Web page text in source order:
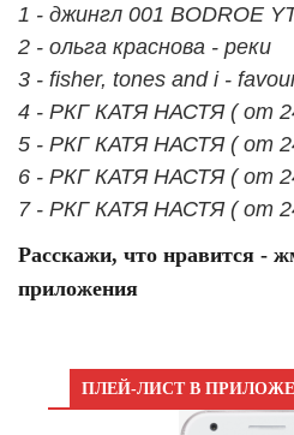
1 - джингл 001 BODROE
2 - ольга краснова - реки
3 - fisher, tones and i -
4 - РКГ КАТЯ НАСТЯ ( от
5 - РКГ КАТЯ НАСТЯ ( от
6 - РКГ КАТЯ НАСТЯ ( от
7 - РКГ КАТЯ НАСТЯ ( от
Расскажи, что нравится -
приложения
ПЛЕЙ-ЛИСТ В